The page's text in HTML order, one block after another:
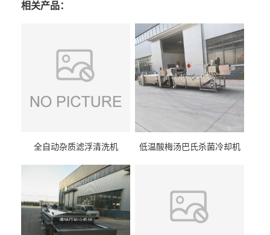
相关产品：
全自动杂质滤浮清洗机 低温酸梅汤巴氏杀菌冷却机